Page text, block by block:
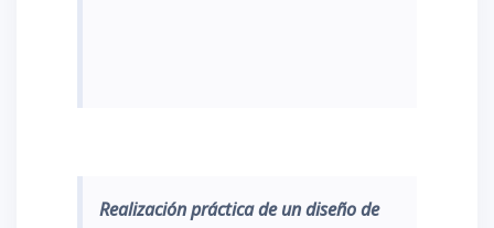
Realización práctica de un diseño de